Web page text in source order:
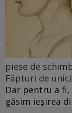
piese de
Făpturi de
Dar pentru a
găsim ieșirea